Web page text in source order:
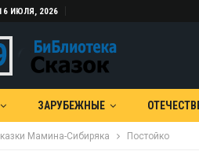
ИЮЛЯ, 2026
ЗАРУБЕЖНЫЕ
Мамина-Сибиряка Постойко